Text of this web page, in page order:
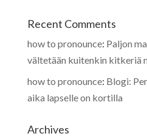
Recent Comments
how to pronounce: Paljon
vältetään kuitenkin kitkeriä
how to pronounce: Blogi:
aika lapselle on kortilla
Archives